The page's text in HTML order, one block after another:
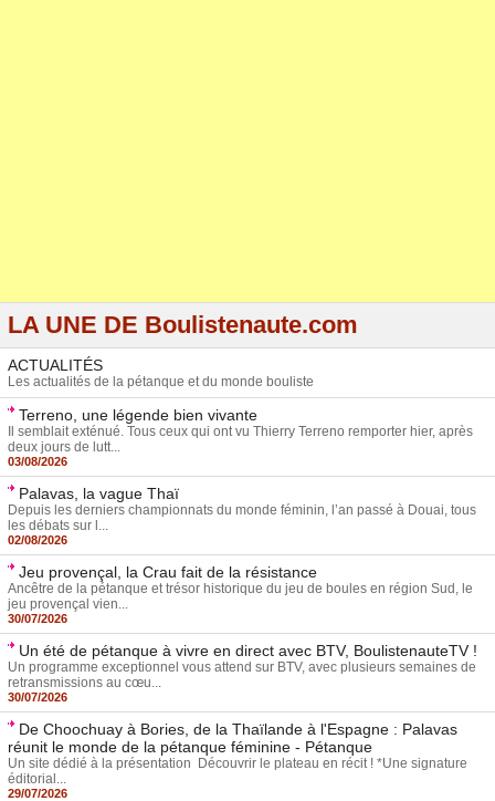
LA UNE DE Boulistenaute.com
ACTUALITÉS
Les actualités de la pétanque et du monde bouliste
Terreno, une légende bien vivante
Il semblait exténué. Tous ceux qui ont vu Thierry Terreno remporter hier, après
deux jours de lutt...
03/08/2026
Palavas, la vague Thaï
Depuis les derniers championnats du monde féminin, l’an passé à Douai, tous
les débats sur l...
02/08/2026
Jeu provençal, la Crau fait de la résistance
Ancêtre de la pétanque et trésor historique du jeu de boules en région Sud, le
jeu provençal vien...
30/07/2026
Un été de pétanque à vivre en direct avec BTV, BoulistenauteTV !
Un programme exceptionnel vous attend sur BTV, avec plusieurs semaines de
retransmissions au cœu...
30/07/2026
De Choochuay à Bories, de la Thaïlande à l'Espagne : Palavas
réunit le monde de la pétanque féminine - Pétanque
Un site dédié à la présentation Découvrir le plateau en récit ! *Une signature
éditorial...
29/07/2026